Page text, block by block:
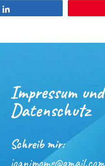
Impressum und
Datenschutz
Schreib mir: